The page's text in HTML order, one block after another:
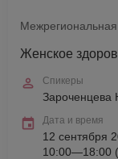
Женское
Спикеры
Зароченцева
Дата и время
12 сентября
10:00—18:00